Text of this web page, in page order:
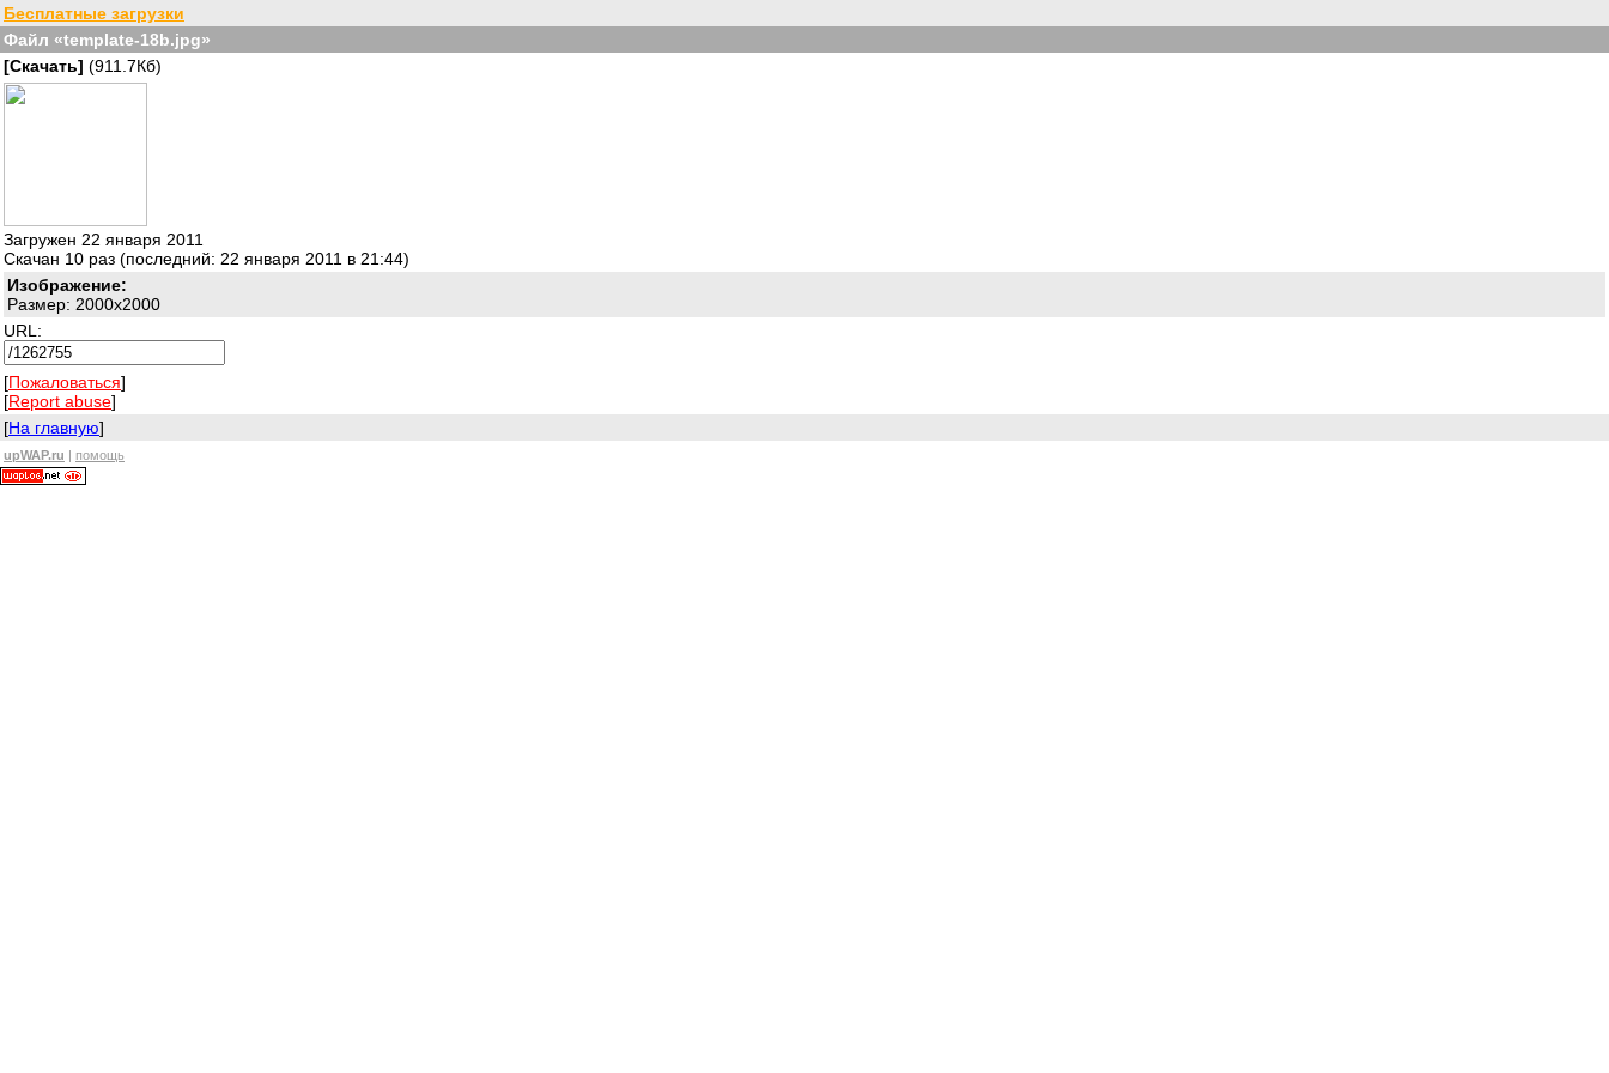
Бесплатные загрузки
Файл «template-18b.jpg»
[Скачать] (911.7Кб)
Загружен 22 января 2011
Скачан 10 раз (последний: 22 января 2011 в 21:44)
Изображение:
Размер: 2000x2000
URL:
[Пожаловаться]
[Report abuse]
[На главную]
upWAP.ru | помощь